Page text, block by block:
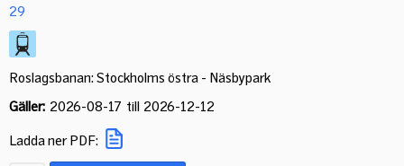
29
Roslagsbanan: Stockholms östra - Näsbypark
Gäller: 2026-08-17 till 2026-12-12
Ladda ner PDF: